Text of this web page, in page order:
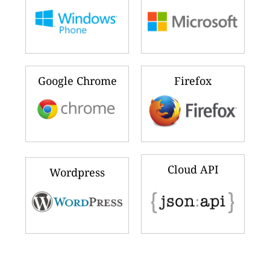
Google Chrome Firefox
Wordpress Cloud API